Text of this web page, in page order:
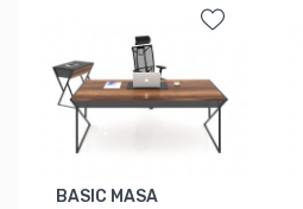
BASIC MASA